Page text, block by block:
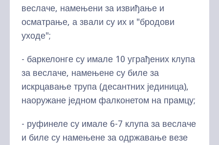
веслаче, намењени за извиђање и
осматрање, а звали су их и "бродови
уходе";
- баркелонге су имале 10 уграђених клупа
за веслаче, намењене су биле за
искрцавање трупа (десантних јединица),
наоружане једном фалконетом на прамцу;
- руфинеле су имале 6-7 клупа за веслаче
и биле су намењене за одржавање везе